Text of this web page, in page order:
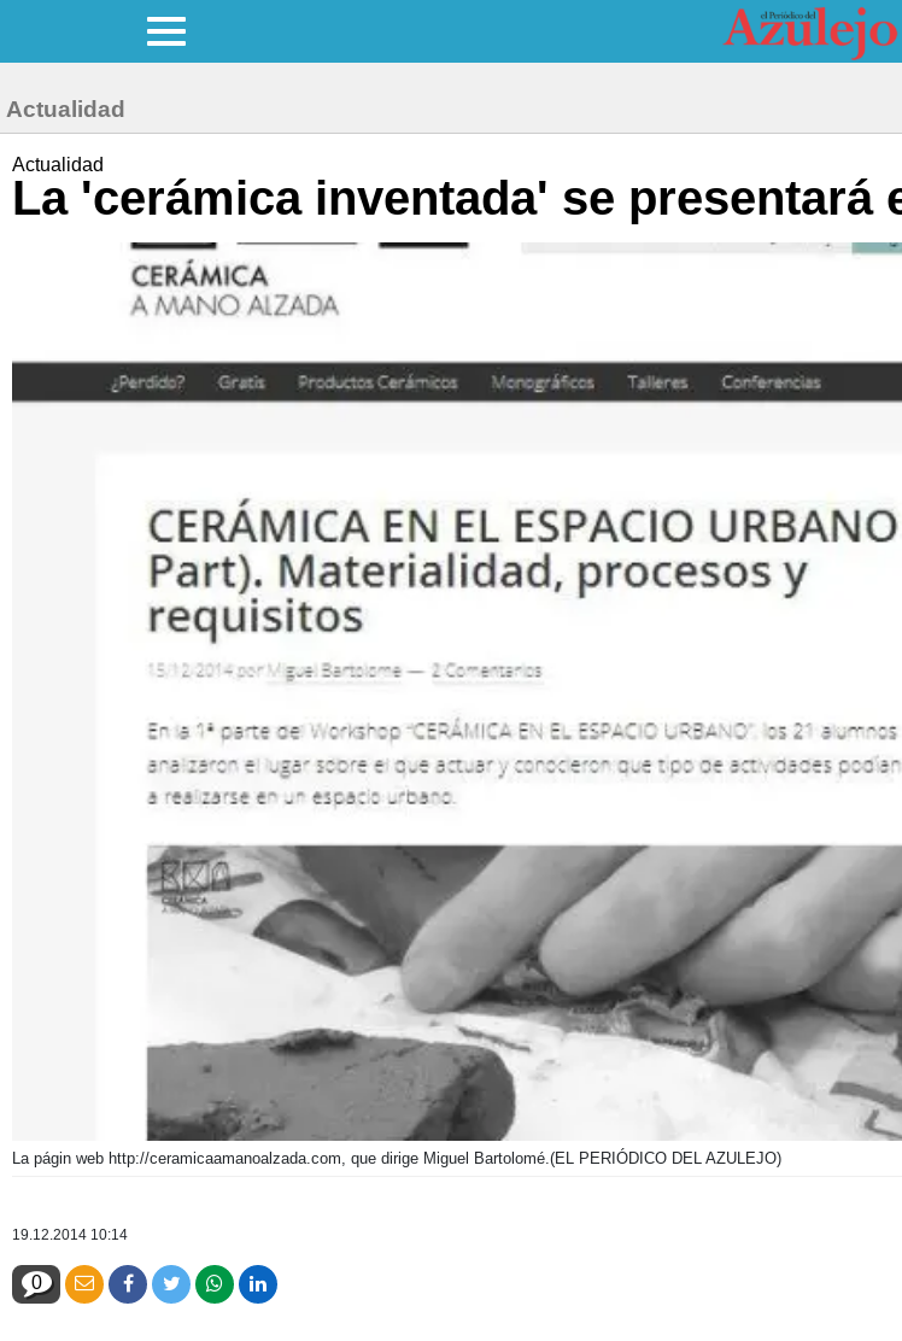
Actualidad
Actualidad
La 'cerámica inventada' se presentará
La págin web http://ceramicaamanoalzada.com, que dirige Miguel Bartolomé.(EL PERIÓDICO DEL AZULEJO)
19.12.2014 10:14
0